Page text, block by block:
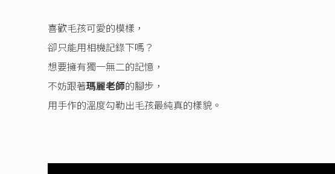
喜歡毛孩可愛的模樣，
卻只能用相機記錄下嗎？
想要擁有獨一無二的記憶，
不妨跟著瑪麗老師的腳步，
用手作的溫度勾勒出毛孩最純真的樣貌。